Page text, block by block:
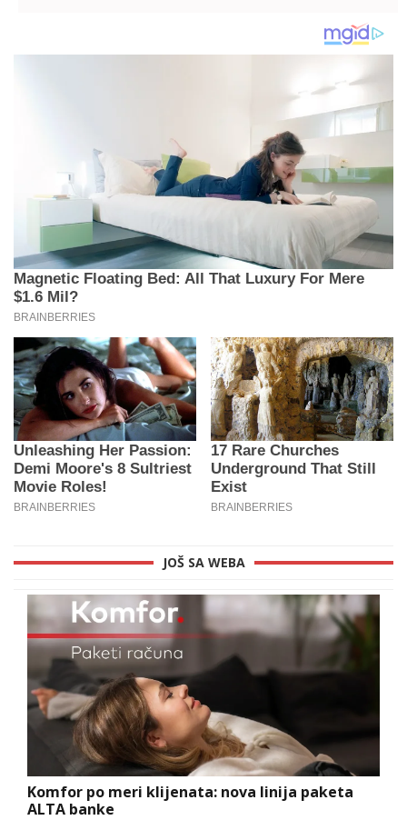
JOŠ SA WEBA
Komfor po meri klijenata: nova linija paketa
ALTA banke